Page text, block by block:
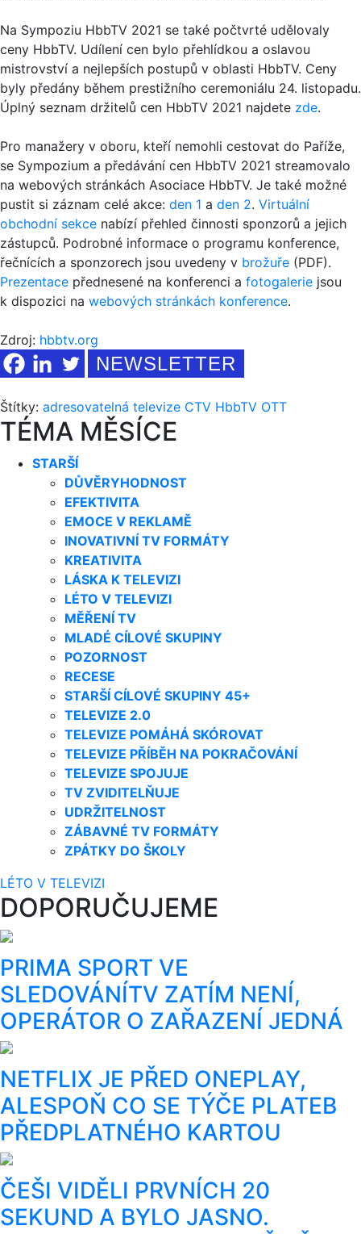
Na Sympoziu HbbTV 2021 se také počtvrté udělovaly
ceny HbbTV. Udílení cen bylo přehlídkou a oslavou
mistrovství a nejlepších postupů v oblasti HbbTV. Ceny
byly předány během prestižního ceremoniálu 24. listopadu.
Úplný seznam držitelů cen HbbTV 2021 najdete zde.
Pro manažery v oboru, kteří nemohli cestovat do Paříže,
se Sympozium a předávání cen HbbTV 2021 streamovalo
na webových stránkách Asociace HbbTV. Je také možné
pustit si záznam celé akce: den 1 a den 2. Virtuální
obchodní sekce nabízí přehled činnosti sponzorů a jejich
zástupců. Podrobné informace o programu konference,
řečnících a sponzorech jsou uvedeny v brožuře (PDF).
Prezentace přednesené na konferenci a fotogalerie jsou
k dispozici na webových stránkách konference.
Zdroj: hbbtv.org
NEWSLETTER
Štítky: adresovatelná televize CTV HbbTV OTT
TÉMA MĚSÍCE
STARŠÍ
DŮVĚRYHODNOST
EFEKTIVITA
EMOCE V REKLAMĚ
INOVATIVNÍ TV FORMÁTY
KREATIVITA
LÁSKA K TELEVIZI
LÉTO V TELEVIZI
MĚŘENÍ TV
MLADÉ CÍLOVÉ SKUPINY
POZORNOST
RECESE
STARŠÍ CÍLOVÉ SKUPINY 45+
TELEVIZE 2.0
TELEVIZE POMÁHÁ SKÓROVAT
TELEVIZE PŘÍBĚH NA POKRAČOVÁNÍ
TELEVIZE SPOJUJE
TV ZVIDITELŇUJE
UDRŽITELNOST
ZÁBAVNÉ TV FORMÁTY
ZPÁTKY DO ŠKOLY
LÉTO V TELEVIZI
DOPORUČUJEME
PRIMA SPORT VE
SLEDOVÁNÍTV ZATÍM NENÍ,
OPERÁTOR O ZAŘAZENÍ JEDNÁ
NETFLIX JE PŘED ONEPLAY,
ALESPOŇ CO SE TÝČE PLATEB
PŘEDPLATNÉHO KARTOU
ČEŠI VIDĚLI PRVNÍCH 20
SEKUND A BYLO JASNO.